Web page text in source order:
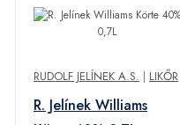
RUDOLF JELÍNEK A.S. | LIKŐR
R. Jelínek Williams